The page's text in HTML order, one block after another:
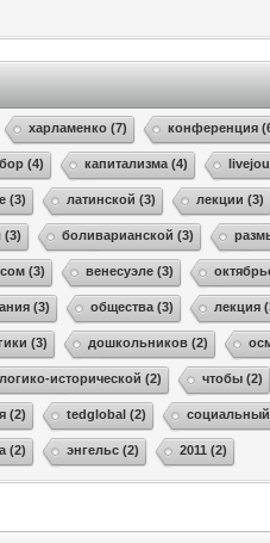
харламенко (7) конференция
(4) капитализма (4)
(3) латинской (3) лекции (3)
(3) боливарианской (3)
(3) венесуэле (3)
(3) общества (3) лекция
(3) дошкольников (2)
логико-исторической (2) чтобы (2)
(2) tedglobal (2) социальный
(2) энгельс (2) 2011 (2)